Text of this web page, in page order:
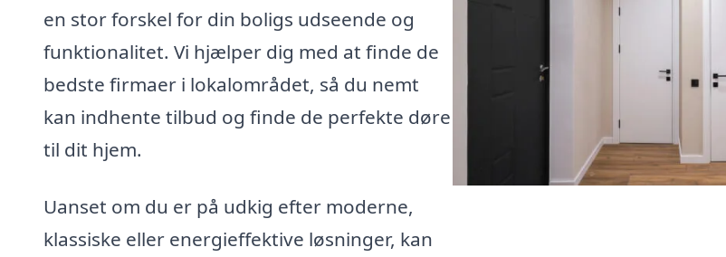
en stor forskel for din boligs udseende og
funktionalitet. Vi hjælper dig med at finde de
bedste firmaer i lokalområdet, så du nemt
kan indhente tilbud og finde de perfekte døre
til dit hjem.
Uanset om du er på udkig efter moderne,
klassiske eller energieffektive løsninger, kan